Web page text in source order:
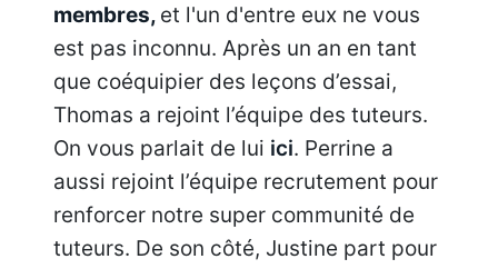
membres, et l'un d'entre eux ne vous
est pas inconnu. Après un an en tant
que coéquipier des leçons d’essai,
Thomas a rejoint l’équipe des tuteurs.
On vous parlait de lui ici. Perrine a
aussi rejoint l’équipe recrutement pour
renforcer notre super communité de
tuteurs. De son côté, Justine part pour